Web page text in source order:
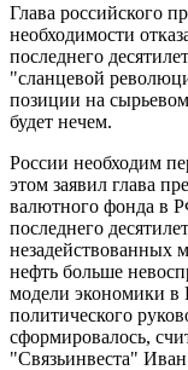
Глава российского
необходимости
последнего
"сланцевой
позиции на
будет нечем.
России необходим
этом заявил глава
валютного фонда в
последнего
незадействованных
нефть больше
модели экономики в
политического
сформировалось,
"Связьинвеста"